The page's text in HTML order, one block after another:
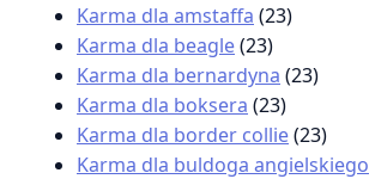
Karma dla amstaffa (23)
Karma dla beagle(23)
Karma dla bernardyna (23)
Karma dla boksera (23)
Karma dla border collie(23)
Karma dla buldoga angielskiego